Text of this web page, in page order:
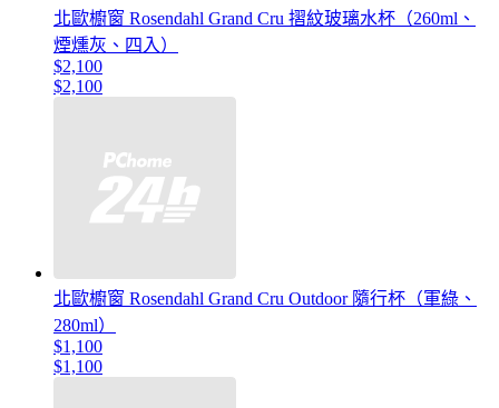
北歐櫥窗 Rosendahl Grand Cru 摺紋玻璃水杯（260ml、
煙燻灰、四入）
$2,100
$2,100
北歐櫥窗 Rosendahl Grand Cru Outdoor 隨行杯（軍綠、
280ml）
$1,100
$1,100